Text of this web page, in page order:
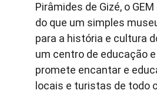
Pirâmides de Gizé, o
do que um simples
para a história e cultura
um centro de educação
promete encantar e
locais e turistas de todo